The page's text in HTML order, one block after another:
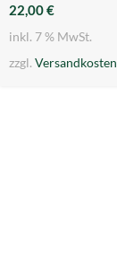
22,00€
inkl. 7 % MwSt.
zzgl. Versandkosten